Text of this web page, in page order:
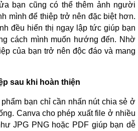
bạn cũng có thể thêm ảnh người
mình để thiệp trở nên đặc biệt hơn.
đều hiển thị ngay lập tức giúp bạn
cách mình muốn hướng đến. Nhờ
của bạn trở nên độc đáo và mang
sau khi hoàn thiện
bạn chỉ cần nhấn nút chia sẻ ở
Canva cho phép xuất file ở nhiều
JPG PNG hoặc PDF giúp bạn dễ